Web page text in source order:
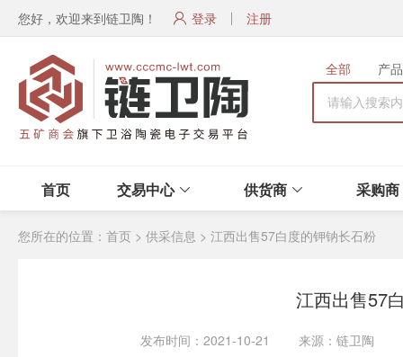
您好，欢迎来到链卫陶！ 登录 注册
全部 产品
首页 交易中心 供货商 采购商
您所在的位置： 首页 > 供采信息 > 江西出售57白度的钾钠长石粉
江西出售57
发布时间：2021-10-21 来源：链卫陶